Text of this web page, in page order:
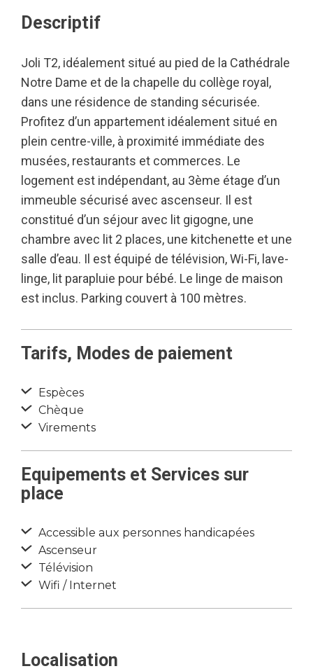
Descriptif
Joli T2, idéalement situé au pied de la Cathédrale
Notre Dame et de la chapelle du collège royal,
dans une résidence de standing sécurisée.
Profitez d’un appartement idéalement situé en
plein centre-ville, à proximité immédiate des
musées, restaurants et commerces. Le
logement est indépendant, au 3ème étage d’un
immeuble sécurisé avec ascenseur. Il est
constitué d’un séjour avec lit gigogne, une
chambre avec lit 2 places, une kitchenette et une
salle d’eau. Il est équipé de télévision, Wi-Fi, lave-
linge, lit parapluie pour bébé. Le linge de maison
est inclus. Parking couvert à 100 mètres.
Tarifs, Modes de paiement
Espèces
Chèque
Virements
Equipements et Services sur
place
Accessible aux personnes handicapées
Ascenseur
Télévision
Wifi / Internet
Localisation